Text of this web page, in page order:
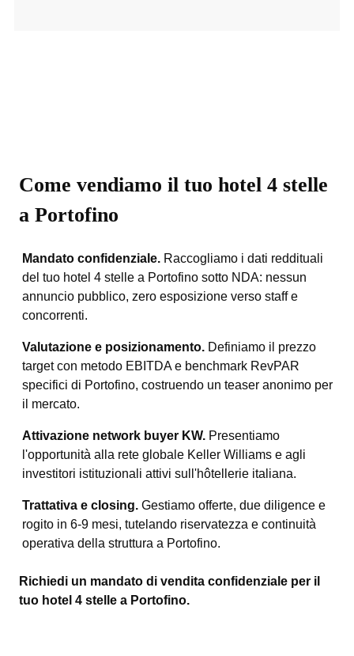
Come vendiamo il tuo hotel 4 stelle
a Portofino
Mandato confidenziale. Raccogliamo i dati reddituali
del tuo hotel 4 stelle a Portofino sotto NDA: nessun
annuncio pubblico, zero esposizione verso staff e
concorrenti.
Valutazione e posizionamento. Definiamo il prezzo
target con metodo EBITDA e benchmark RevPAR
specifici di Portofino, costruendo un teaser anonimo per
il mercato.
Attivazione network buyer KW. Presentiamo
l'opportunità alla rete globale Keller Williams e agli
investitori istituzionali attivi sull'hôtellerie italiana.
Trattativa e closing. Gestiamo offerte, due diligence e
rogito in 6-9 mesi, tutelando riservatezza e continuità
operativa della struttura a Portofino.
Richiedi un mandato di vendita confidenziale per il
tuo hotel 4 stelle a Portofino.